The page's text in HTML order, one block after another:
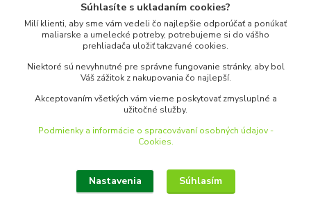
www.merkantil.sk
Pondelok-Piatok: 9.00-17.00hod.
objednavky@merkantil-obchod.sk
Upraviť zber cookies.
Súhlasíte s ukladaním cookies?
Milí klienti, aby sme vám vedeli čo najlepšie odporúčať a ponúkať
maliarske a umelecké potreby, potrebujeme si do vášho
prehliadača uložiť takzvané cookies.
Niektoré sú nevyhnutné pre správne fungovanie stránky, aby bol
Váš zážitok z nakupovania čo najlepší.
Akceptovaním všetkých vám vieme poskytovať zmysluplné a
užitočné služby.
Podmienky a informácie o spracovávaní osobných údajov -
Cookies.
Nastavenia Súhlasím